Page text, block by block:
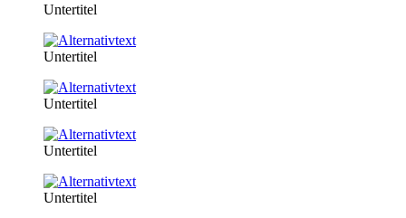
Untertitel
Untertitel
Untertitel
Untertitel
Untertitel